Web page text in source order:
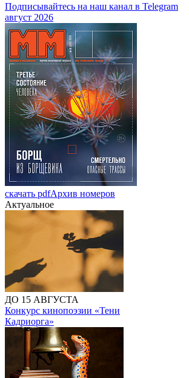
Подписывайтесь на наш канал в Telegram
август 2026
скачать pdfАрхив номеров
Актуальное
ДО 15 АВГУСТА
Конкурс кинопоэзии «Тени
Кадриорга»